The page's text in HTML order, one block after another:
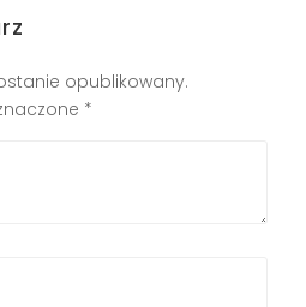
opublikowany.
*